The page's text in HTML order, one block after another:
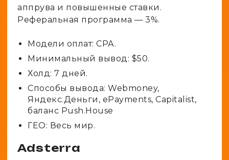
аппрува и повышенные ставки.
Реферальная программа — 3%.
Модели оплат: CPA.
Минимальный вывод: $50.
Холд: 7 дней.
Способы вывода: Webmoney,
Яндекс.Деньги, ePayments, Capitalist,
баланс Push.House
ГЕО: Весь мир.
Adsterra